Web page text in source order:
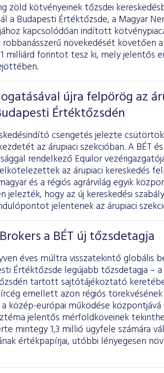
zöld kötvényeinek tőzsdei
a Budapesti Értéktőzsde, a Magyar
kapcsolódóan indított
növekedését követően
milliárd forintot tesz ki, mely jelentős
újra felpörög az
Értéktőzsdén
csengetés jelezte
az árupiaci szekcióban. A BÉT
rendelkező Equilor
az árupiaci kereskedés
és a régiós agrárvilág egyik
jelezték, hogy az új kereskedési
jelentenek az árupiaci
a BÉT új tőzsdetagja
éves múltra visszatekintő globális
Értéktőzsde legújabb tőzsdetagja –
tartott sajtótájékoztató
emellett azon régiós
közép-európai működése
jelentős mérföldköveinek
mintegy 1,3 millió ügyfele számára
értékpapírjai, utóbbi lényegesen